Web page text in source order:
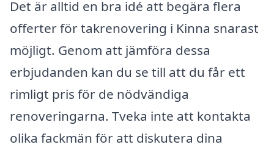
Det är alltid en bra idé att begära flera
offerter för takrenovering i Kinna snarast
möjligt. Genom att jämföra dessa
erbjudanden kan du se till att du får ett
rimligt pris för de nödvändiga
renoveringarna. Tveka inte att kontakta
olika fackmän för att diskutera dina